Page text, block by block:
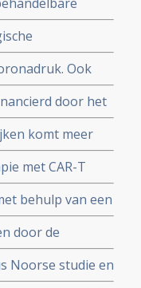
praktijk
Ook
door het
vraagtekens op
komt meer
met CAR-T
behulp van een
Centrum
door de
spuiten en IVF
Noorse studie en